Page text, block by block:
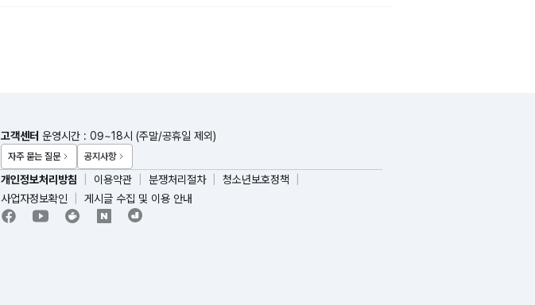
고객센터 운영시간 : 09~18시 (주말/공휴일 제외)
자주 묻는 질문 공지사항
개인정보처리방침 이용약관 분쟁처리절차
청소년보호정책
사업자정보확인
게시글 수집 및 이용 안내